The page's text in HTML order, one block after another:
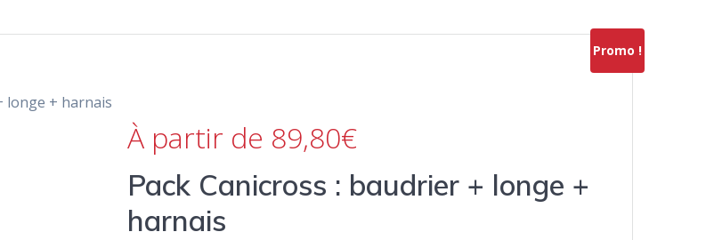
longe + harnais
Promo !
À partir de 89,80€
Pack Canicross : baudrier + longe +
harnais